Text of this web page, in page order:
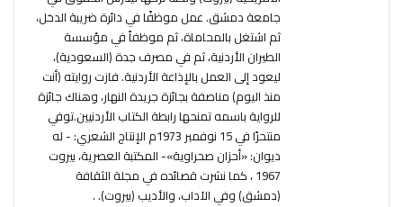
جامعة دمشق. عمل موظفًا في دائرة ضريبة الدخل،
ثم اشتغل بالمحاماة، ثم موظفاً في مؤسسة
الطيران الأردنية، ثم في مصرف جدة (السعودية)،
ليعود إلى العمل بالإذاعة الأردنية. فازت روايته (أنت
منذ اليوم) مناصفة بجائزة جريدة النهار، وهناك جائزة
للرواية باسمه تمنحها رابطة الكتاب الأردنيين.توفي
منتحرًا في 15 نوفمبر 1973م الإنتاج الشعري: - له
ديوان: «أحزان صحراوية»- المكتبة العصرية، بيروت
1967 ، كما نشرت قصائده في مجلة الثقافة
(دمشق) وفي الآداب، والأديب (بيروت). .